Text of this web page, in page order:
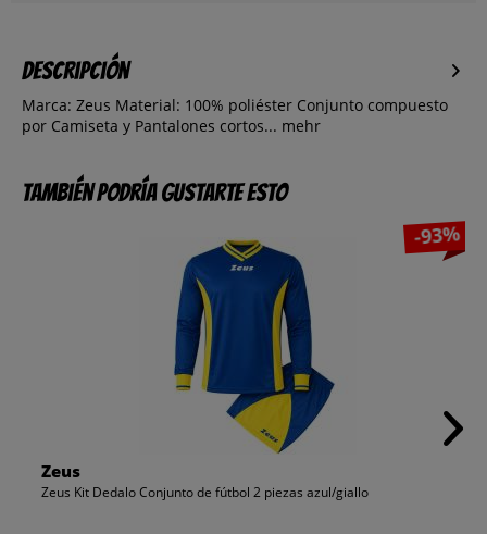
Descripción
Marca: Zeus Material: 100% poliéster Conjunto compuesto
por Camiseta y Pantalones cortos... mehr
También podría gustarte esto
-93%
Zeus
Zeus Kit Dedalo Conjunto de fútbol 2 piezas azul/giallo